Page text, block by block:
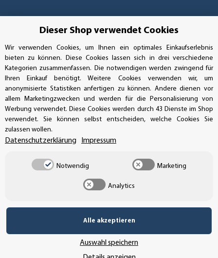
Vertrag widerrufen
* Alle Preise inkl. gesetzlicher USt., zzgl.
Copyright© 2025 SEMPE GmbH Wolmirstedt
von Bewertungen. Trusted Shops hat Maßnahmen getroffen, um
Dieser Shop verwendet Cookies
Wir verwenden Cookies, um Ihnen ein optimales Einkaufserlebnis
bieten zu können. Diese Cookies lassen sich in drei verschiedene
Kategorien zusammenfassen. Die notwendigen werden zwingend für
Ihren Einkauf benötigt. Weitere Cookies verwenden wir, um
anonymisierte Statistiken anfertigen zu können. Andere dienen vor
allem Marketingzwecken und werden für die Personalisierung von
Werbung verwendet. Diese Cookies werden durch 43 Dienste im Shop
verwendet. Sie können selbst entscheiden, welche Cookies Sie
zulassen wollen.
Datenschutzerklärung Impressum
Notwendig Marketing
Analytics
Alle akzeptieren
Auswahl speichern